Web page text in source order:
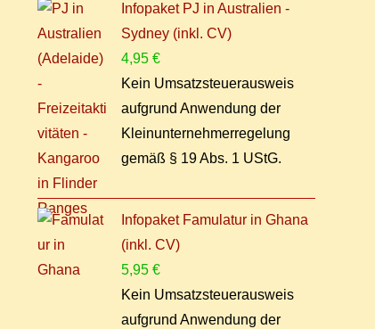
Infopaket PJ in Australien -
Sydney (inkl. CV)
4,95€
Kein Umsatzsteuerausweis
aufgrund Anwendung der
Kleinunternehmerregelung
gemäß § 19 Abs. 1 UStG.
Infopaket Famulatur in Ghana
(inkl. CV)
5,95€
Kein Umsatzsteuerausweis
aufgrund Anwendung der